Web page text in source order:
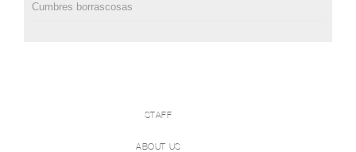
Cumbres borrascosas
STAFF
ABOUT US